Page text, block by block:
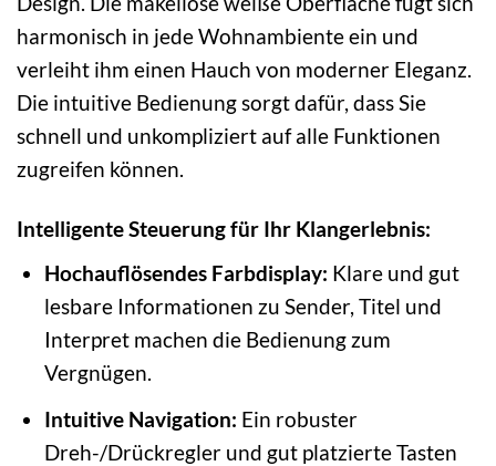
harmonisch in jede Wohnambiente ein und
verleiht ihm einen Hauch von moderner Eleganz.
Die intuitive Bedienung sorgt dafür, dass Sie
schnell und unkompliziert auf alle Funktionen
zugreifen können.
Intelligente Steuerung für Ihr Klangerlebnis:
Hochauflösendes Farbdisplay: Klare und gut
lesbare Informationen zu Sender, Titel und
Interpret machen die Bedienung zum
Vergnügen.
Intuitive Navigation: Ein robuster
Dreh-/Drückregler und gut platzierte Tasten